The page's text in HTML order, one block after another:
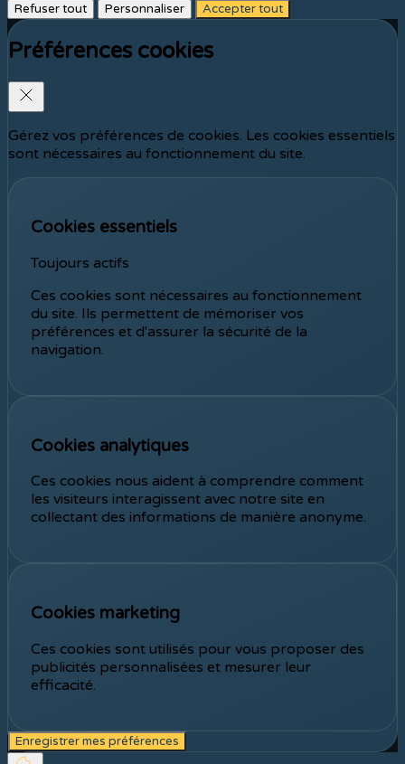
Refuser tout Personnaliser Accepter tout
Préférences cookies
Gérez vos préférences de cookies. Les cookies essentiels
sont nécessaires au fonctionnement du site.
Cookies essentiels
Toujours actifs
Ces cookies sont nécessaires au fonctionnement
du site. Ils permettent de mémoriser vos
préférences et d'assurer la sécurité de la
navigation.
Cookies analytiques
Activer les cookies analytiques
Ces cookies nous aident à comprendre comment
les visiteurs interagissent avec notre site en
collectant des informations de manière anonyme.
Cookies marketing
Activer les cookies marketing
Ces cookies sont utilisés pour vous proposer des
publicités personnalisées et mesurer leur
efficacité.
Enregistrer mes préférences